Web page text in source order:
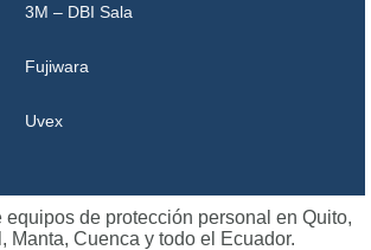
3M – DBI Sala
Fujiwara
Uvex
equipos de protección personal en Quito,
Manta, Cuenca y todo el Ecuador.